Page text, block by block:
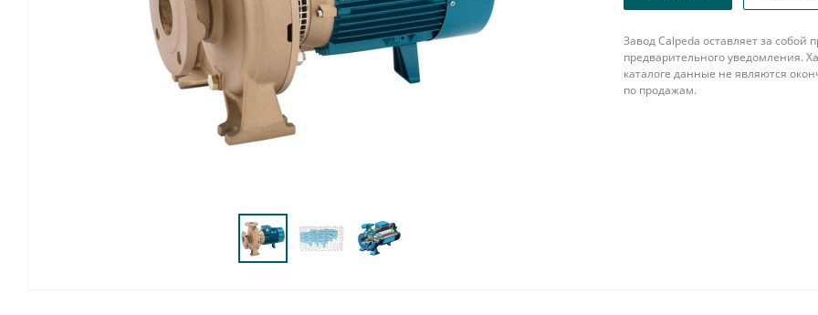
Завод Calpeda оставляет за собой
предварительного уведомления.
каталоге данные не являются
по продажам.